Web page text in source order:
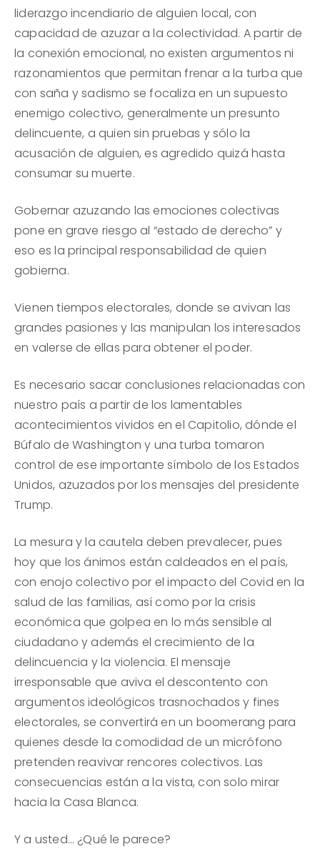
liderazgo incendiario de alguien local, con
capacidad de azuzar a la colectividad. A partir de
la conexión emocional, no existen argumentos ni
razonamientos que permitan frenar a la turba que
con saña y sadismo se focaliza en un supuesto
enemigo colectivo, generalmente un presunto
delincuente, a quien sin pruebas y sólo la
acusación de alguien, es agredido quizá hasta
consumar su muerte.
Gobernar azuzando las emociones colectivas
pone en grave riesgo al “estado de derecho” y
eso es la principal responsabilidad de quien
gobierna.
Vienen tiempos electorales, donde se avivan las
grandes pasiones y las manipulan los interesados
en valerse de ellas para obtener el poder.
Es necesario sacar conclusiones relacionadas con
nuestro país a partir de los lamentables
acontecimientos vividos en el Capitolio, dónde el
Búfalo de Washington y una turba tomaron
control de ese importante símbolo de los Estados
Unidos, azuzados por los mensajes del presidente
Trump.
La mesura y la cautela deben prevalecer, pues
hoy que los ánimos están caldeados en el país,
con enojo colectivo por el impacto del Covid en la
salud de las familias, así como por la crisis
económica que golpea en lo más sensible al
ciudadano y además el crecimiento de la
delincuencia y la violencia. El mensaje
irresponsable que aviva el descontento con
argumentos ideológicos trasnochados y fines
electorales, se convertirá en un boomerang para
quienes desde la comodidad de un micrófono
pretenden reavivar rencores colectivos. Las
consecuencias están a la vista, con solo mirar
hacia la Casa Blanca.
Y a usted… ¿Qué le parece?